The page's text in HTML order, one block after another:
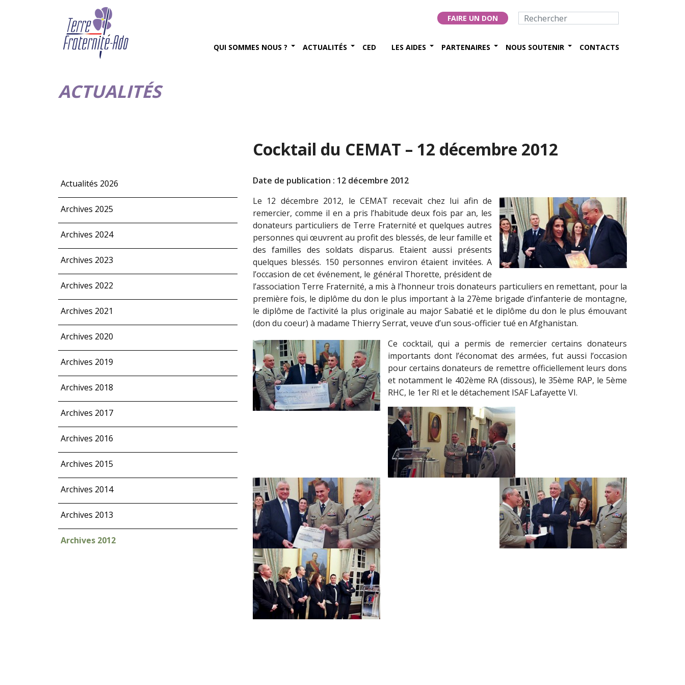
FAIRE UN DON
QUI SOMMES NOUS ? ACTUALITÉS CED LES AIDES PARTENAIRES NOUS SOUTENIR CONTACTS
ACTUALITÉS
Actualités 2026
Archives 2025
Archives 2024
Archives 2023
Archives 2022
Archives 2021
Archives 2020
Archives 2019
Archives 2018
Archives 2017
Archives 2016
Archives 2015
Archives 2014
Archives 2013
Archives 2012
Cocktail du CEMAT – 12 décembre 2012
Date de publication : 12 décembre 2012
Le 12 décembre 2012, le CEMAT recevait chez lui afin de
remercier, comme il en a pris l’habitude deux fois par an, les
donateurs particuliers de Terre Fraternité et quelques autres
personnes qui œuvrent au profit des blessés, de leur famille et
des familles des soldats disparus. Etaient aussi présents
quelques blessés. 150 personnes environ étaient invitées. A
l’occasion de cet événement, le général Thorette, président de
l’association Terre Fraternité, a mis à l’honneur trois donateurs particuliers en remettant, pour la
première fois, le diplôme du don le plus important à la 27ème brigade d’infanterie de montagne,
le diplôme de l’activité la plus originale au major Sabatié et le diplôme du don le plus émouvant
(don du coeur) à madame Thierry Serrat, veuve d’un sous-officier tué en Afghanistan.
Ce cocktail, qui a permis de remercier certains donateurs
importants dont l’économat des armées, fut aussi l’occasion
pour certains donateurs de remettre officiellement leurs dons
et notamment le 402ème RA (dissous), le 35ème RAP, le 5ème
RHC, le 1er RI et le détachement ISAF Lafayette VI.